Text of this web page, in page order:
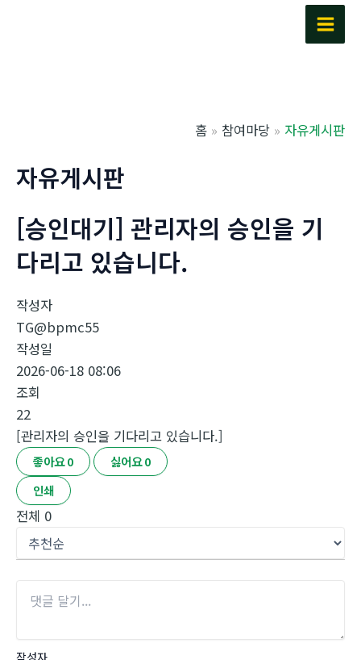
Main
홈 참여마당 자유게시판
자유게시판
[승인대기] 관리자의 승인을 기
다리고 있습니다.
작성자
TG@bpmc55
작성일
2026-06-18 08:06
조회
22
[관리자의 승인을 기다리고 있습니다.]
좋아요0 싫어요0
인쇄
전체 0
작성자